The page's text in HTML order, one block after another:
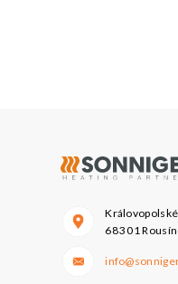
683 01